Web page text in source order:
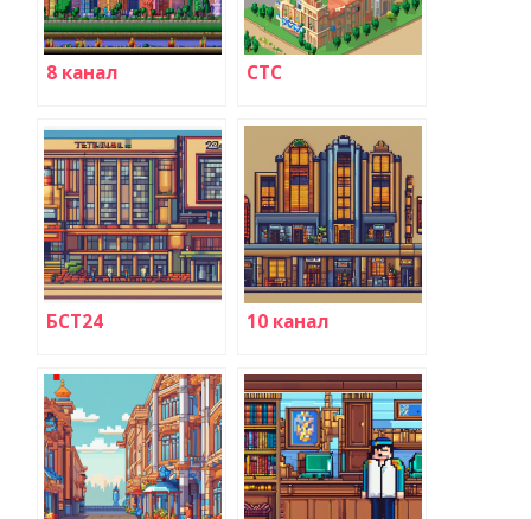
8 канал СТС
БСТ24 10 канал